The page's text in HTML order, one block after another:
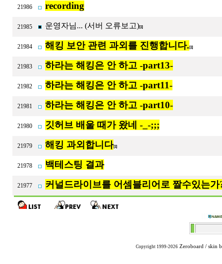
21986 recording
21985 운영자님... (서버 오류보고)[1]
21984 해킹 보안 관련 과외를 진행합니다. [1]
21983 하라는 해킹은 안 하고 -part13-
21982 하라는 해킹은 안 하고 -part11-
21981 하라는 해킹은 안 하고 -part10-
21980 깃허브 배울 때가 왔네 -_-;;;
21979 해킹 과외합니다[1]
21978 백테스팅 결과
21977 커널드라이브를 어셈블리어로 짤수있는가
Copyright 1999-2026 Zeroboard / skin